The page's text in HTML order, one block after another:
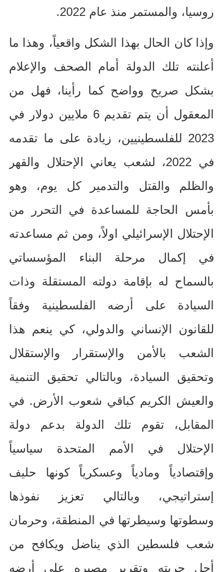
روسيا، والمستمر منذ عام 2022.
وإذا كان الحال بهذا الشكل واقعياً، وهذا ما
أعلنته تلك الدولة أمام الصحف والإعلام
بشكل صريح وواضح كما رأينا، فهل من
المعقول أن يتم تقديم6 ملايين دولار في
2023 للفلسطينيين، زيادة على ما تقدمه
في 2022، لشعب يعاني الإحتلال والقهر
والظلم والقتل والتدمير كل يوم، وهو
بأمس الحاجة للمساعدة في التحرر من
الإحتلال الإسرائيلي اولاً، ومن ثم مساعدته
في إكمال مرحلة البناء المؤسساتي
بالسماح له بإقامة دولته المستقلة وذات
السيادة على أرضه الفلسطينية وفقاً
للقانون الإنساني والدولي، كي ينعم هذا
الشعب بالأمن والإستقرار والإستقلال
وتحقيق السيادة، وبالتالي تحقيق التنمية
والعيش الكريم كباقي شعوب الأرض. في
المقابل، تقوم تلك الدولة بدعم دولة
الإحتلال في الأمم المتحدة سياسياً
وإقتصادياً ومادياً وعسكرياً كونها حليف
إستراتيجي، وبالتالي تعزيز نفوذها
وسطوتها وسيطرتها في المنطقة، وحرمان
شعب فلسطين الذي يناضل ويكافح من
أجل حريته وتقرير مصيره على أرضه